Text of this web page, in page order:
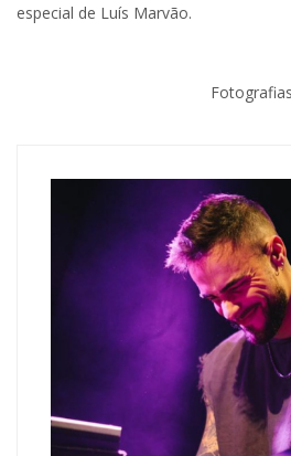
especial de Luís Marvão.